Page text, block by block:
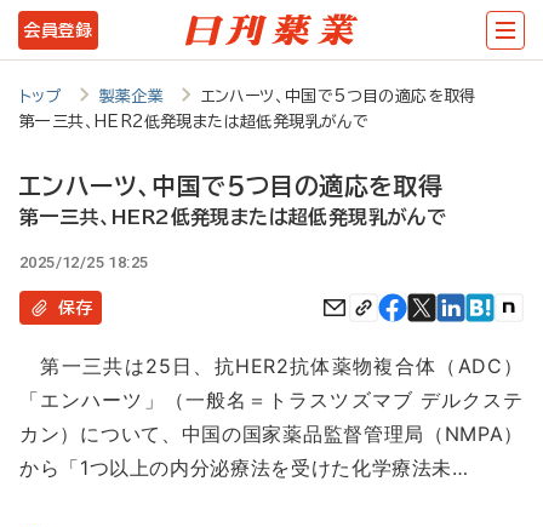
メ
イ
コ
テ
ツ
に
会員登録
トップ 製薬企業
エンハーツ、中国で5つ目の適応を取得
第一三共、HER2低発現または超低発現乳がんで
エンハーツ、中国で5つ目の適応を取得
第一三共、HER2低発現または超低発現乳がんで
2025/12/25 18:25
保存
第一三共は25日、抗HER2抗体薬物複合体（ADC）
「エンハーツ」（一般名＝トラスツズマブ デルクステ
カン）について、中国の国家薬品監督管理局（NMPA）
から「1つ以上の内分泌療法を受けた化学療法未…